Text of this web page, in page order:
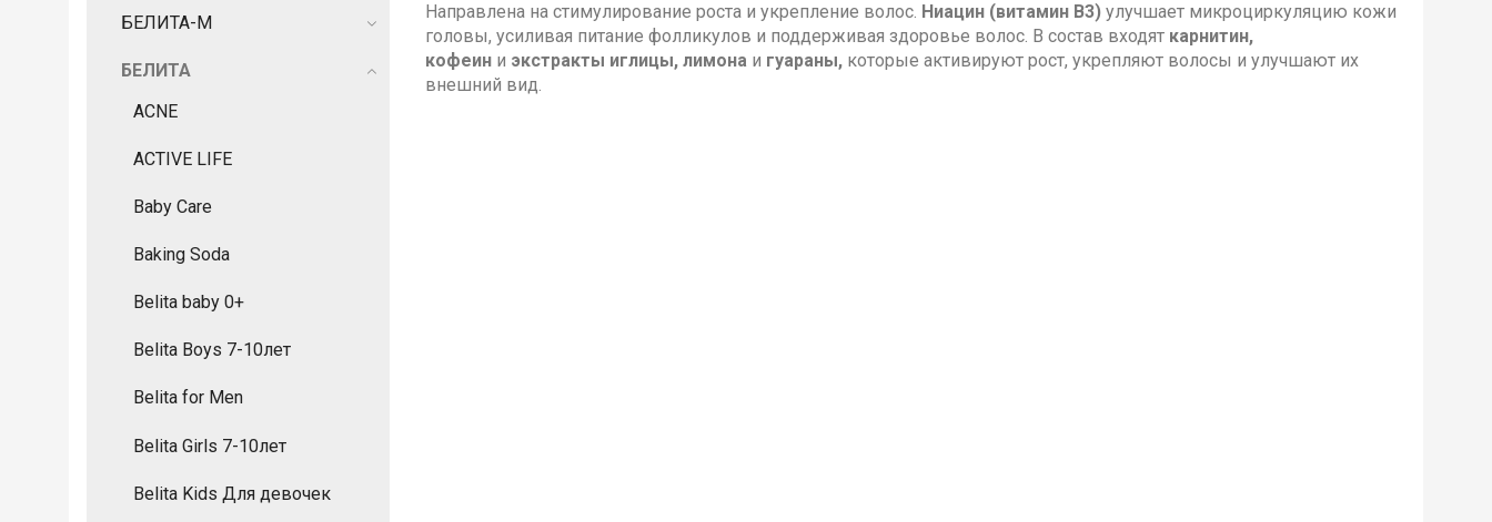
Направлена на стимулирование роста и укрепление волос. Ниацин (витамин В3) улучшает микроциркуляцию кожи
головы, усиливая питание фолликулов и поддерживая здоровье волос. В состав входят карнитин,
кофеин и экстракты иглицы, лимона и гуараны, которые активи­руют рост, укрепляют волосы и улучшают их
внешний вид.
БЕЛИТА-М
БЕЛИТА
ACNE
ACTIVE LIFE
Baby Care
Baking Soda
Belita baby 0+
Belita Boys 7-10лет
Belita for Men
Belita Girls 7-10лет
Belita Kids Для девочек